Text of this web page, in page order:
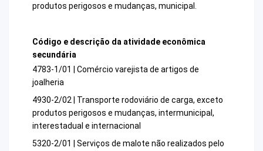
produtos perigosos e mudanças, municipal.
Código e descrição da atividade econômica
secundária
4783-1/01 | Comércio varejista de artigos de
joalheria
4930-2/02 | Transporte rodoviário de carga, exceto
produtos perigosos e mudanças, intermunicipal,
interestadual e internacional
5320-2/01 | Serviços de malote não realizados pelo